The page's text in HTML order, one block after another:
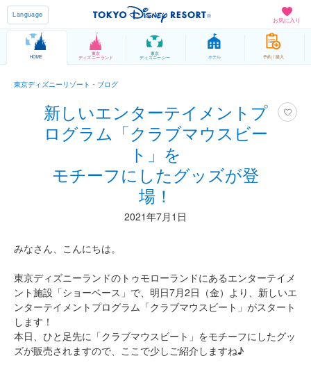
お気に入り
Language
HOME
東京
ディズニーランド
東京
ディズニーシー ホテル 予約 / 購入
東京ディズニーリゾート・ブログ
新しいエンターテイメントプ
ログラム「クラブマウスビー
ト」を
モチーフにしたグッズが登
場！
2021年7月1日
みなさん、こんにちは。
東京ディズニーランドのトゥモローランドにあるエンターテイメ
ント施設「ショーベース」で、明日7月2日（金）より、新しいエ
ンターテイメントプログラム「クラブマウスビート」がスタート
します！
本日、ひと足先に「クラブマウスビート」をモチーフにしたグッ
ズが販売されますので、ここで少しご紹介しますね♪